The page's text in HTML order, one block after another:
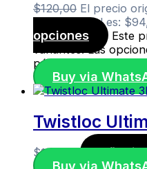
$120,00 El precio
precio actual es:
opciones
Este
variantes. Las
página de producto
Buy via
Twistloc
$145,00
Añadir
Buy via